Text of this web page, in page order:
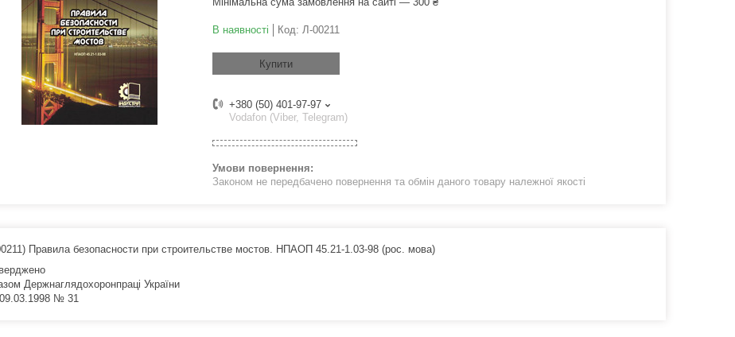
В наявності Код: Л-00211
Купити
+380 (50) 401-97-97
Vodafon (Viber, Telegram)
Законом не передбачено повернення та обмін даного товару належної якості
Правила безопасности при строительстве мостов. НПАОП 45.21-1.03-98 (рос. мова)
Держнаглядохоронпраці України
09.03.1998 № 31